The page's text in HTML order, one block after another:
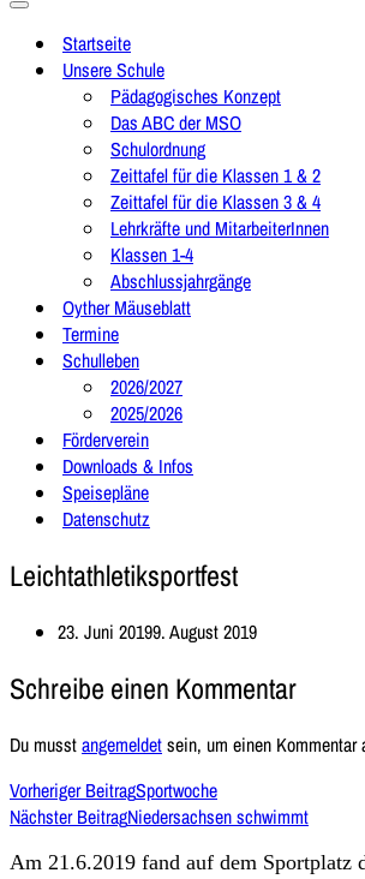
Navigationsmenü
Startseite
Unsere Schule
Pädagogisches Konzept
Das ABC der MSO
Schulordnung
Zeittafel für die Klassen 1 & 2
Zeittafel für die Klassen 3 & 4
Lehrkräfte und MitarbeiterInnen
Klassen 1-4
Abschlussjahrgänge
Oyther Mäuseblatt
Termine
Schulleben
2026/2027
2025/2026
Förderverein
Downloads & Infos
Speisepläne
Datenschutz
Leichtathletiksportfest
23. Juni 20199. August 2019
Schreibe einen Kommentar
Du musstangemeldetsein, um einen Kommentar
Vorheriger BeitragSportwoche
Nächster BeitragNiedersachsen schwimmt
Am 21.6.2019 fand auf dem Sportplatz